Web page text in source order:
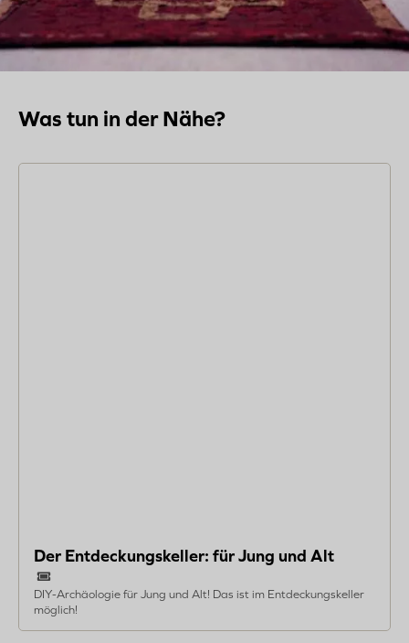
Was tun in der Nähe?
Image
Der Entdeckungskeller: für Jung und Alt
DIY-Archäologie für Jung und Alt! Das ist im Entdeckungskeller
möglich!
Lees